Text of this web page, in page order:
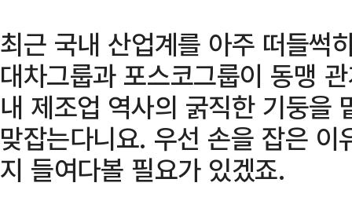
최근 국내 산업계를 아주 떠들썩
대차그룹과 포스코그룹이 동맹
내 제조업 역사의 굵직한 기둥을
맞잡는다니요. 우선 손을 잡은
지 들여다볼 필요가 있겠죠.